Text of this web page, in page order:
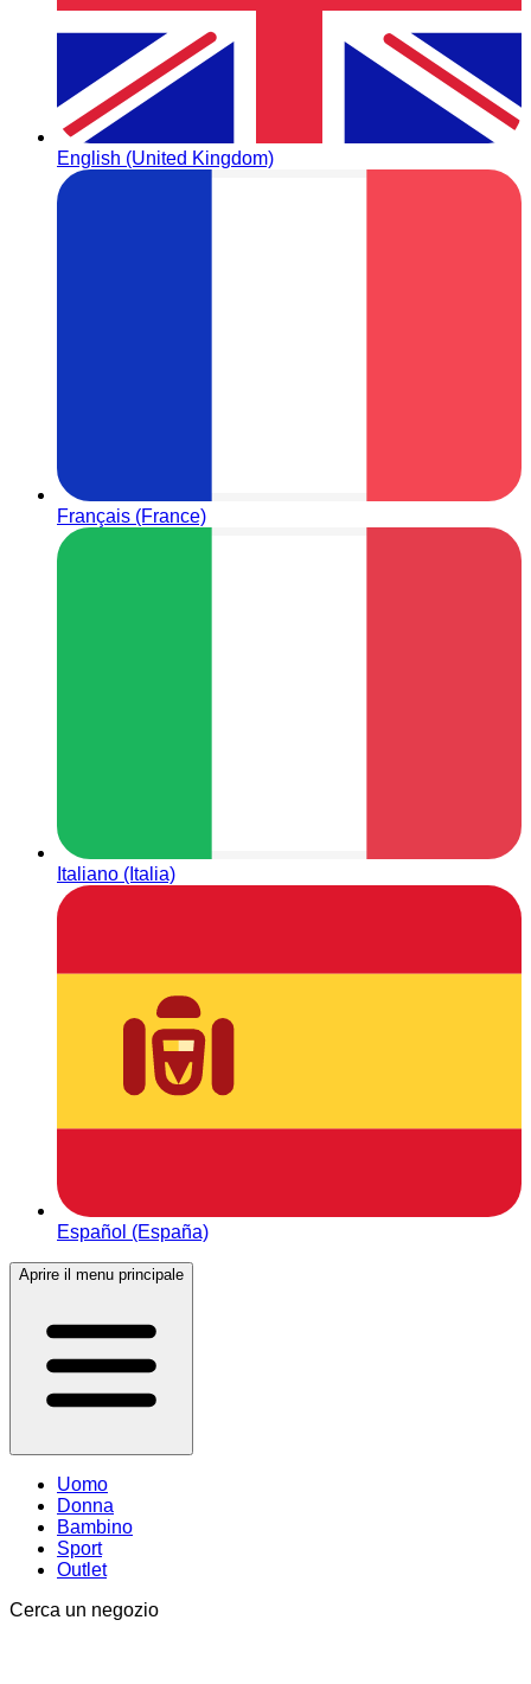
English (United Kingdom)
Français (France)
Italiano (Italia)
Español (España)
Aprire il menu principale
Uomo
Donna
Bambino
Sport
Outlet
Cerca un negozio